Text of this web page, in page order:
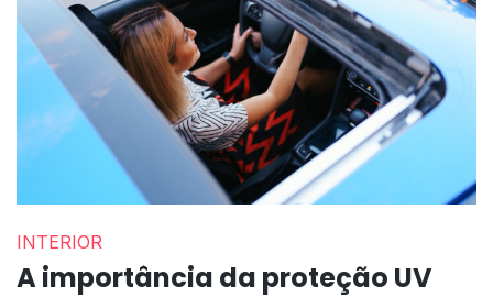
INTERIOR
A importância da proteção UV